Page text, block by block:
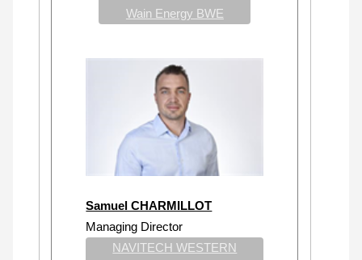
Wain Energy BWE
Samuel CHARMILLOT
Managing Director
NAVITECH WESTERN